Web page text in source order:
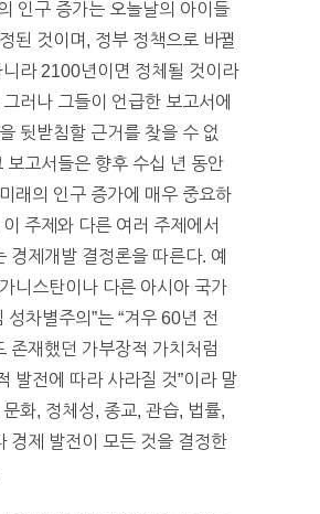
인구 증가는 오늘날의 아이들
된 것이며, 정부 정책으로 바뀔
니라 2100년이면 정체될 것이라
러나 그들이 언급한 보고서에
뒷받침할 근거를 찾을 수 없
보고서들은 향후 수십 년 동안
래의 인구 증가에 매우 중요하
주제와 다른 여러 주제에서
경제개발 결정론을 따른다. 예
니스탄이나 다른 아시아 국가
성차별주의”는 “겨우 60년 전
존재했던 가부장적 가치처럼
발전에 따라 사라질 것”이라 말
화, 정체성, 종교, 관습, 법률,
경제 발전이 모든 것을 결정한